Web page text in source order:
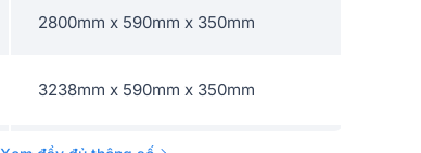
2800mm x 590mm x 350mm
3238mm x 590mm x 350mm